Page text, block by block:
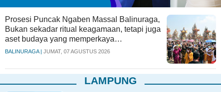
Prosesi Puncak Ngaben Massal Balinuraga,
Bukan sekadar ritual keagamaan, tetapi juga
aset budaya yang memperkaya
keberagaman
BALINURAGA | JUMAT, 07 AGUSTUS 2026
LAMPUNG